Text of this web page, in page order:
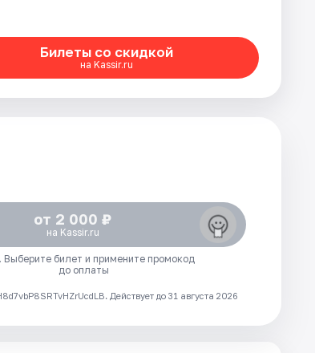
Билеты со скидкой
на Kassir.ru
от 2 000 ₽
на Kassir.ru
Выберите билет и примените промокод
до оплаты
Действует до 31 августа 2026